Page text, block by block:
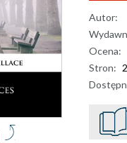
Autor:
Ocena:
Stron: